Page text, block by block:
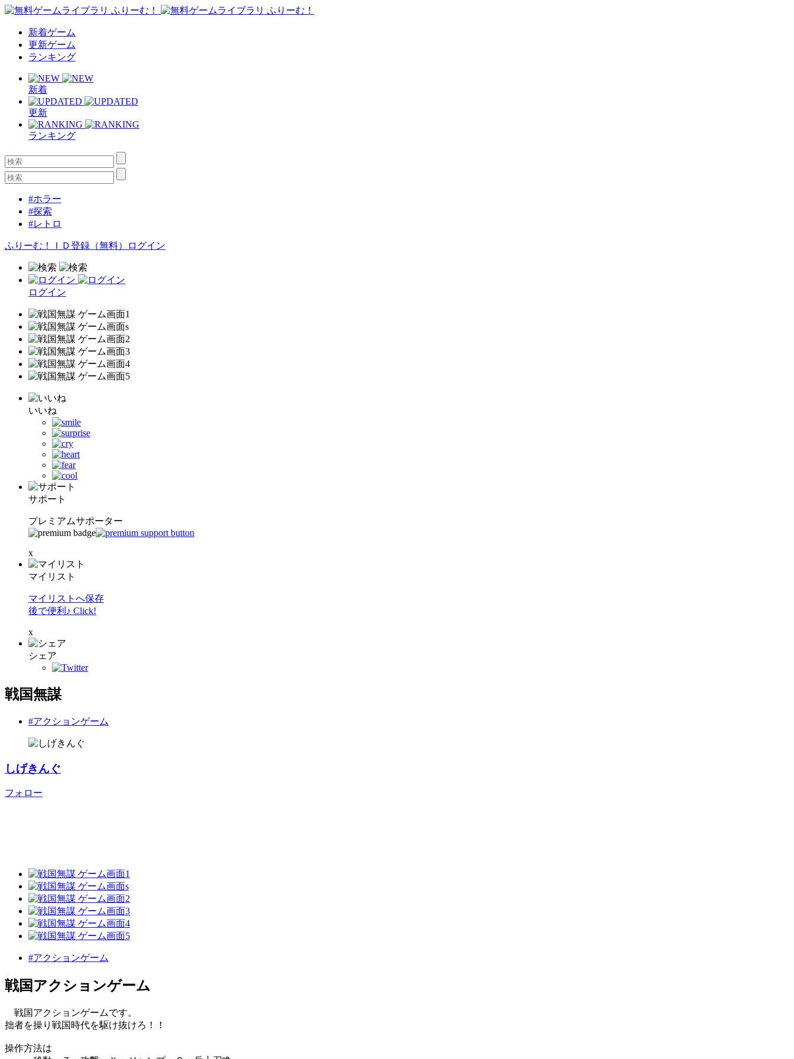
新着ゲーム
更新ゲーム
ランキング
新着
更新
ランキング
#ホラー
#探索
#レトロ
ふりーむ！ＩＤ登録（無料） ログイン
ログイン
いいね
サポート
プレミアムサポーター
x
マイリスト
マイリストへ保存
後で便利♪ Click!
x
シェア
戦国無謀
#アクションゲーム
しげきんぐ
フォロー
#アクションゲーム
戦国アクションゲーム
戦国アクションゲームです。
拙者を操り戦国時代を駆け抜けろ！！
操作方法は